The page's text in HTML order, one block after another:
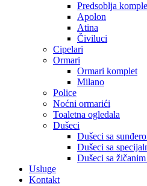
Predsoblja
Apolon
Atina
Čiviluci
Cipelari
Ormari
Ormari komplet
Milano
Police
Noćni ormarići
Toaletna ogledala
Dušeci
Dušeci sa
Dušeci sa
Dušeci sa
Usluge
Kontakt